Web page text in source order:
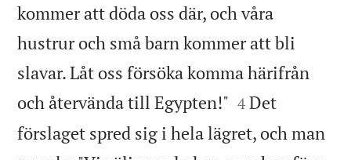
kommer att döda oss där, och våra
hustrur och små barn kommer att bli
slavar. Låt oss försöka komma härifrån
och återvända till Egypten!" 

4 Det
förslaget spred sig i hela lägret, och man